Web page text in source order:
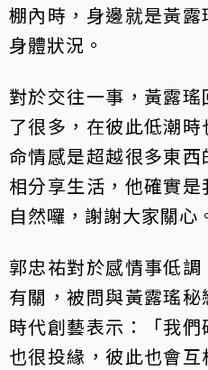
棚內時，身邊就是黃
身體狀況。
對於交往一事，黃露
了很多，在彼此低潮
命情感是超越很多東
相分享生活，他確實
自然囉，謝謝大家關心
郭忠祐對於感情事低
有關，被問與黃露瑤
時代創藝表示：「我
也很投緣，彼此也會